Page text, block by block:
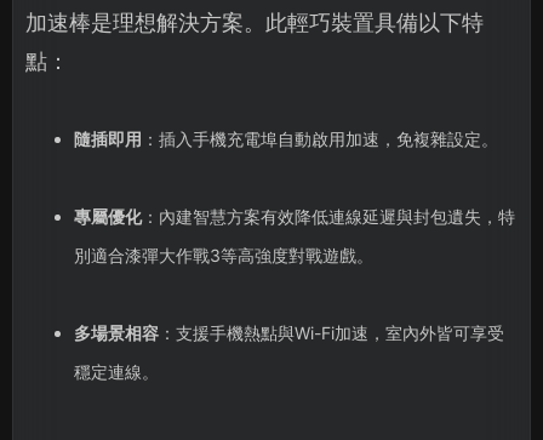
加速棒是理想解決方案。此輕巧裝置具備以下特
點：
隨插即用 ：插入手機充電埠自動啟用加速，免複雜設定。
專屬優化：內建智慧方案有效降低連線延遲與封包遺失，特
別適合漆彈大作戰3等高強度對戰遊戲。
多場景相容：支援手機熱點與Wi-Fi加速，室內外皆可享受
穩定連線。